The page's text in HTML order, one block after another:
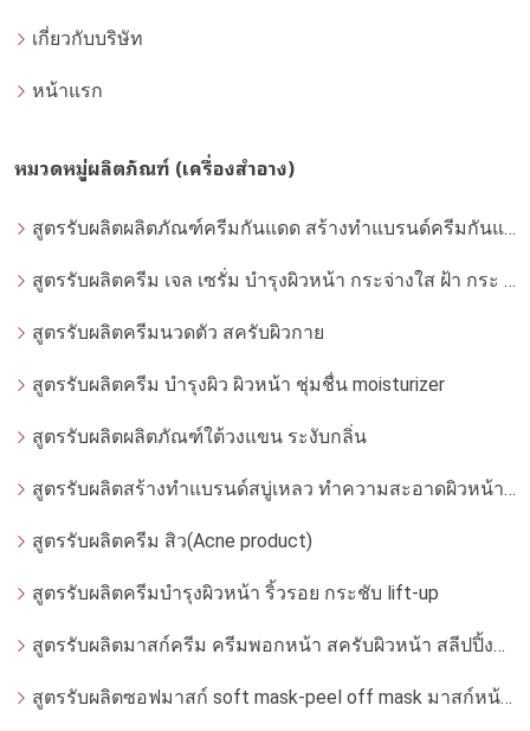
เกี่ยวกับบริษัท
หน้าแรก
หมวดหมู่ผลิตภัณฑ์ (เครื่องสำอาง)
สูตรรับผลิตผลิตภัณฑ์ครีมกันแดด สร้างทำแบรนด์ครีมกันแดด โดยโรงงานผลิตที่ได้มาตรฐาน
สูตรรับผลิตครีม เจล เซรั่ม บำรุงผิวหน้า กระจ่างใส ฝ้า กระ จุดด่างดำ whitening
สูตรรับผลิตครีมนวดตัว สครับผิวกาย
สูตรรับผลิตครีม บำรุงผิว ผิวหน้า ชุ่มชื่น moisturizer
สูตรรับผลิตผลิตภัณฑ์ใต้วงแขน ระงับกลิ่น
สูตรรับผลิตสร้างทำแบรนด์สบู่เหลว ทำความสะอาดผิวหน้า โฟมล้างหน้า
สูตรรับผลิตครีม สิว(Acne product)
สูตรรับผลิตครีมบำรุงผิวหน้า ริ้วรอย กระชับ lift-up
สูตรรับผลิตมาสก์ครีม ครีมพอกหน้า สครับผิวหน้า สลีปปิ้งมาสก์
สูตรรับผลิตซอฟมาสก์ soft mask-peel off mask มาสก์หน้ากากอ่อน